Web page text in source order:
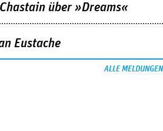
über »Dreams«
Eustache
ALLE MELDUNGEN